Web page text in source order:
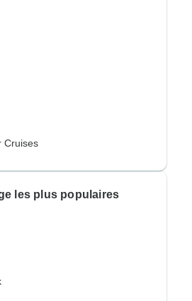
Cruises
les plus populaires